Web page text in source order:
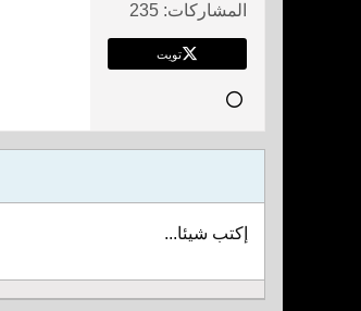
المشاركات: 235
تويت
إكتب شيئا...